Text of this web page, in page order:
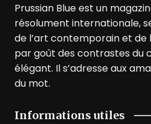
Prussian Blue est un
résolument internationale,
de l’art contemporain et de
par goût des contrastes du
élégant. Il s’adresse aux
du mot.
Informations utiles